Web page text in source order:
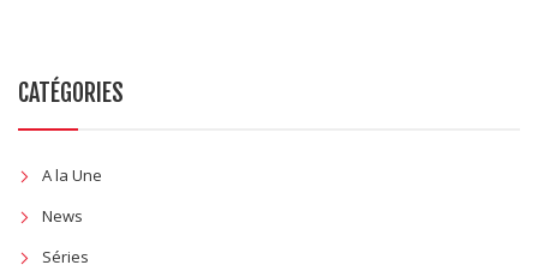
CATÉGORIES
A la Une
News
Séries